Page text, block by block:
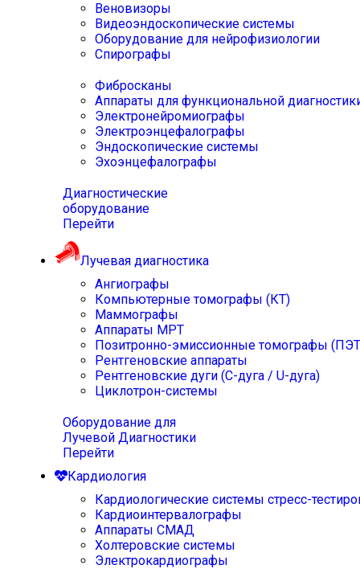
Веновизоры
Видеоэндоскопические системы
Оборудование для нейрофизиологии
Спирографы
Фибросканы
Аппараты для функциональной
Электронейромиографы
Электроэнцефалографы
Эндоскопические системы
Эхоэнцефалографы
Диагностические
оборудование
Перейти
Лучевая диагностика
Ангиографы
Компьютерные томографы (КТ)
Маммографы
Аппараты МРТ
Позитронно-эмиссионные томографы
Рентгеновские аппараты
Рентгеновские дуги (С-дуга / U-дуга)
Циклотрон-системы
Оборудование для
Лучевой Диагностики
Перейти
Кардиология
Кардиологические системы стресс-
Кардиоинтервалографы
Аппараты СМАД
Холтеровские системы
Электрокардиографы